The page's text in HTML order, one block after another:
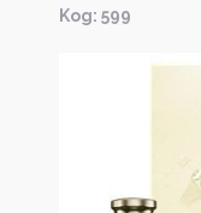
Kод: 599